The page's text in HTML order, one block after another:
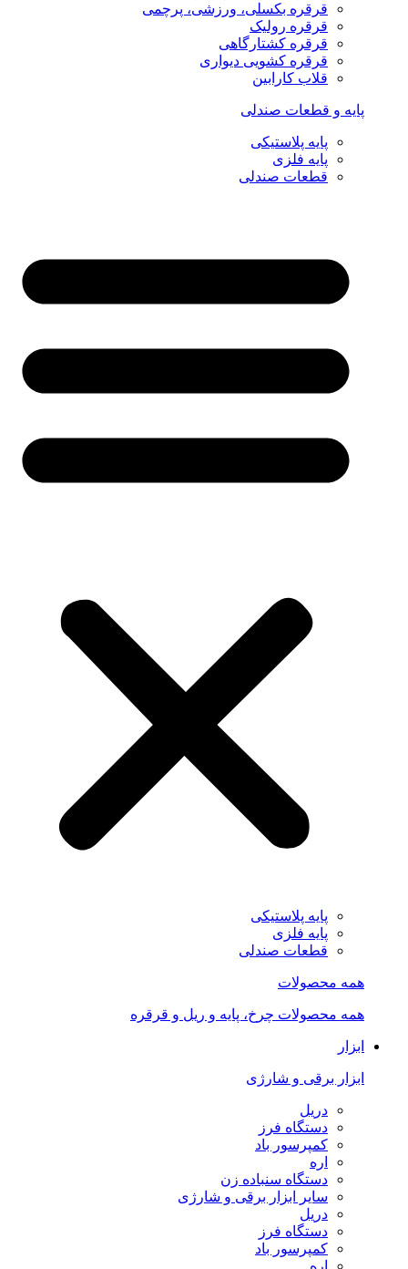
قرقره بکسلی، ورزشی، پرچمی
قرقره رولیک
قرقره کشتارگاهی
قرقره کشویی دیواری
قلاب کارابین
پایه و قطعات صندلی
پایه پلاستیکی
پایه فلزی
قطعات صندلی
پایه پلاستیکی
پایه فلزی
قطعات صندلی
همه محصولات
همه محصولات چرخ، پایه و ریل و قرقره
ابزار
ابزار برقی و شارژی
دریل
دستگاه فرز
کمپرسور باد
اره
دستگاه سنباده زن
سایر ابزار برقی و شارژی
دریل
دستگاه فرز
کمپرسور باد
اره